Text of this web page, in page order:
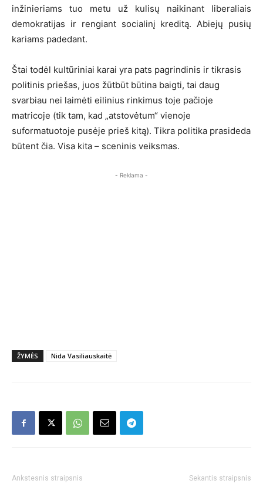
inžinieriams tuo metu už kulisų naikinant liberaliais
demokratijas ir rengiant socialinį kreditą. Abiejų pusių
kariams padedant.
Štai todėl kultūriniai karai yra pats pagrindinis ir tikrasis
politinis priešas, juos žūtbūt būtina baigti, tai daug
svarbiau nei laimėti eilinius rinkimus toje pačioje
matricoje (tik tam, kad „atstovėtum“ vienoje
suformatuotoje pusėje prieš kitą). Tikra politika prasideda
būtent čia. Visa kita – sceninis veiksmas.
- Reklama -
ŽYMĖS Nida Vasiliauskaitė
Ankstesnis straipsnis Sekantis straipsnis